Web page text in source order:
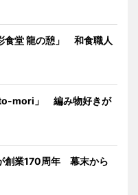
食堂 龍の憩」 和食職人
mori」 編み物好きが
創業170周年 幕末から